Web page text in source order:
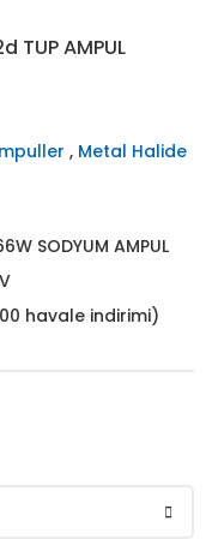
TUP AMPUL
, Metal Halide
SODYUM AMPUL
havale indirimi)